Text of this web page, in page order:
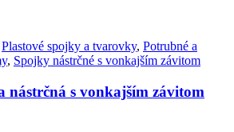
Plastové spojky a tvarovky, Potrubné a
, Spojky nástrčné s vonkajším závitom
nástrčná s vonkajším závitom